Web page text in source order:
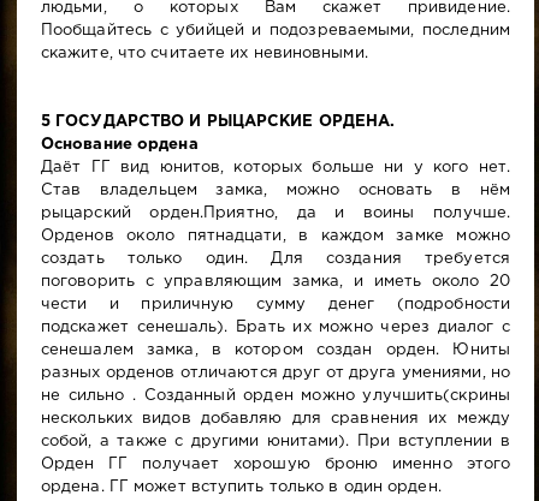
людьми, о которых Вам скажет привидение.
Пообщайтесь с убийцей и подозреваемыми, последним
скажите, что считаете их невиновными.
5 ГОСУДАРСТВО И РЫЦАРСКИЕ ОРДЕНА.
Основание ордена
Даёт ГГ вид юнитов, которых больше ни у кого нет.
Став владельцем замка, можно основать в нём
рыцарский орден.Приятно, да и воины получше.
Орденов около пятнадцати, в каждом замке можно
создать только один. Для создания требуется
поговорить с управляющим замка, и иметь около 20
чести и приличную сумму денег (подробности
подскажет сенешаль). Брать их можно через диалог с
сенешалем замка, в котором создан орден. Юниты
разных орденов отличаются друг от друга умениями, но
не сильно . Созданный орден можно улучшить(скрины
нескольких видов добавляю для сравнения их между
собой, а также с другими юнитами). При вступлении в
Орден ГГ получает хорошую броню именно этого
ордена. ГГ может вступить только в один орден.